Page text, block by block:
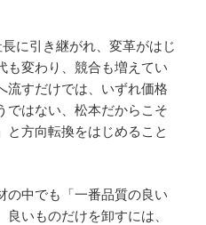
に引き継がれ、変革がはじ
も変わり、競合も増えてい
流すだけでは、いずれ価格
ではない、松本だからこそ
と方向転換をはじめること
の中でも「一番品質の良い
いものだけを卸すには、